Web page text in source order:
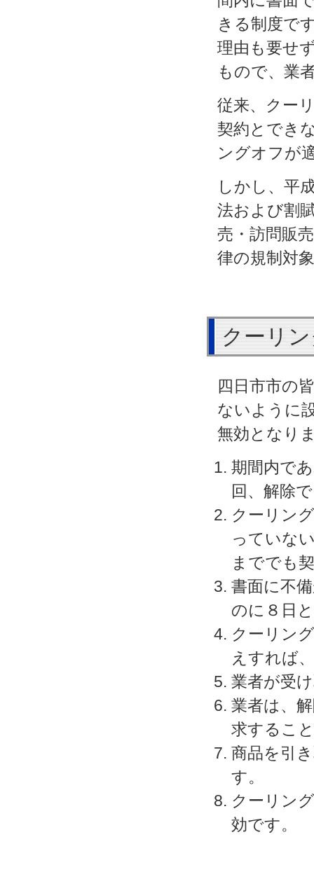
きる制度で
理由も要せ
もので、業
従来、クー
契約とでき
ングオフが
しかし、平
法および割
売・訪問販
律の規制対
クーリ
四日市市の
ないように
無効となり
期間内で
回、解除
クーリン
っていな
まででも
書面に不
のに８日
クーリン
えすれば
業者が受
業者は、
求するこ
商品を引
す。
クーリン
効です。